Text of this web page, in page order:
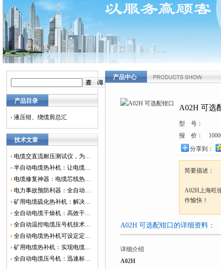
产品目录
液压钳、绕缆剪总汇
技术文章
电缆交直流耐压测试仪，为电网安全保驾护航
半自动电缆热补机：让电缆修复更简单、更高效！
电缆修复神器：电缆芯线热补机如何保障电网安全？
电力事故预防利器：全自动控温电缆热补机
矿用电缆硫化热补机：解决矿山电缆故障的新选择
全自动电缆干燥机：高效干燥，电缆质量
全自动温控电缆压号机技术革新：数字化标识的新趋势
全自动电缆热补机可设定定时功能，实现自动化热补
矿用电缆热补机：实现电缆故障修复的高效装置
全自动电缆压号机：迅速标识电缆的利器
产品中心
A02H 可选
型 号：
报 价：
分享到：
简要描述：
A02H上海旺
作愉快！
A02H 可选配钳口的详细资料：
详细介绍
A02H